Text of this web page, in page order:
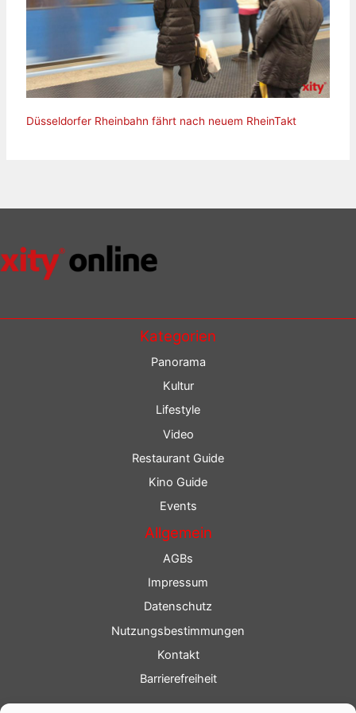
Düsseldorfer Rheinbahn fährt nach neuem RheinTakt
Kategorien
Panorama
Kultur
Lifestyle
Video
Restaurant Guide
Kino Guide
Events
Allgemein
AGBs
Impressum
Datenschutz
Nutzungsbestimmungen
Kontakt
Barrierefreiheit